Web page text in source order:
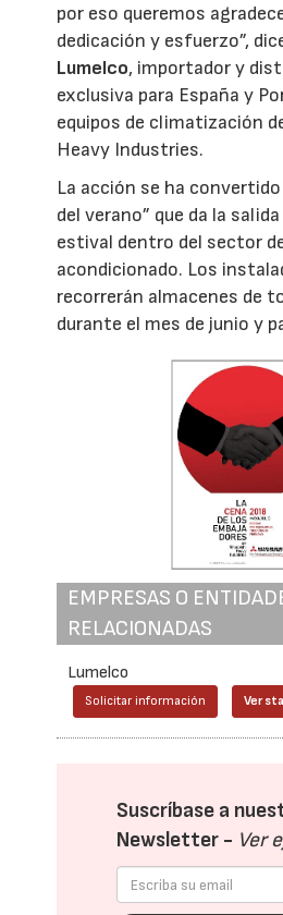
por eso queremos
dedicación y esfuerzo”,
Lumelco, importador y
exclusiva para España y
equipos de climatización
Heavy Industries.
La acción se ha
del verano” que da la
estival dentro del sector
acondicionado. Los
recorrerán almacenes de
durante el mes de junio y
EMPRESAS O
RELACIONADAS
Lumelco
Solicitar información Ver
Suscríbase a
Newsletter - Ver